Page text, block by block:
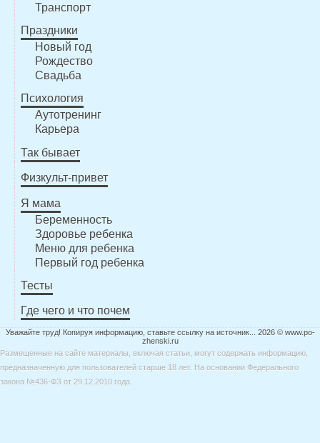
Транспорт
Праздники
Новый год
Рождество
Свадьба
Психология
Аутотренинг
Карьера
Так бывает
Физкульт-привет
Я мама
Беременность
Здоровье ребенка
Меню для ребенка
Первый год ребенка
Тесты
Где чего и что почем
Уважайте труд! Копируя информацию, ставьте ссылку на источник... 2026 © www.po-
zhenski.ru
Размещенные на сайте материалы, включая статьи, могут содержать информацию,
предназначенную для пользователей старше 18 лет. На основании Федерального
закона №436-ФЗ от 29.12.2010 года.